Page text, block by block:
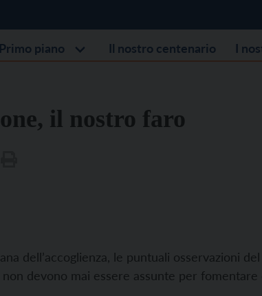
Primo piano Il nostro centenario I
il nostro faro
dell’accoglienza, le puntuali osservazioni
devono mai essere assunte per fomentare